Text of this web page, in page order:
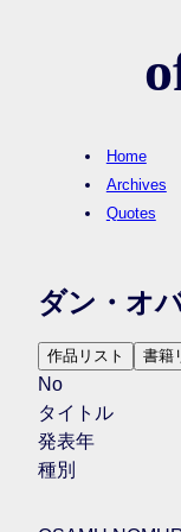
Home
Archives
Quotes
ダン・オ
作品リスト 書籍
No
タイトル
発表年
種別